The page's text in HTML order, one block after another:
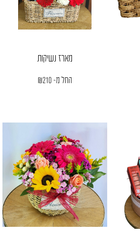
מארז נשיקות
החל מ- ₪210